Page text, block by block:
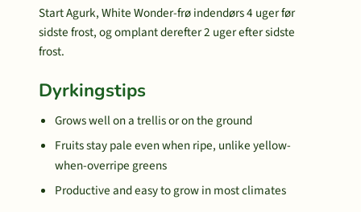
Start Agurk, White Wonder-frø indendørs 4 uger før
sidste frost, og omplant derefter 2 uger efter sidste
frost.
Dyrkingstips
Grows well on a trellis or on the ground
Fruits stay pale even when ripe, unlike yellow-
when-overripe greens
Productive and easy to grow in most climates